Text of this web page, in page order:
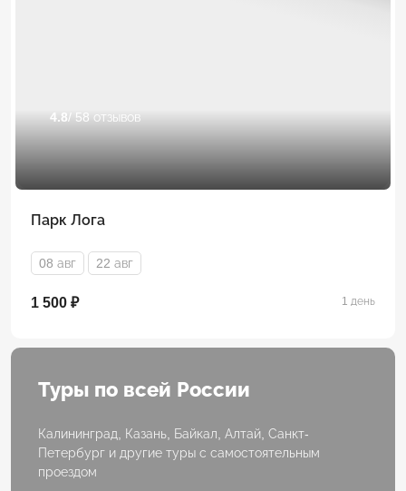
4.8/ 58 отзывов
Парк Лога
08 авг 22 авг
1 500 ₽ 1 день
Туры по всей России
Калининград, Казань, Байкал, Алтай, Санкт-
Петербург и другие туры с самостоятельным
проездом